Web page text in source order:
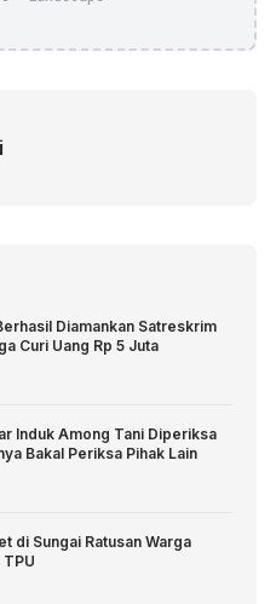
Diamankan Satreskrim
Curi Uang Rp 5 Juta
Induk Among Tani Diperiksa
Bakal Periksa Pihak Lain
di Sungai Ratusan Warga